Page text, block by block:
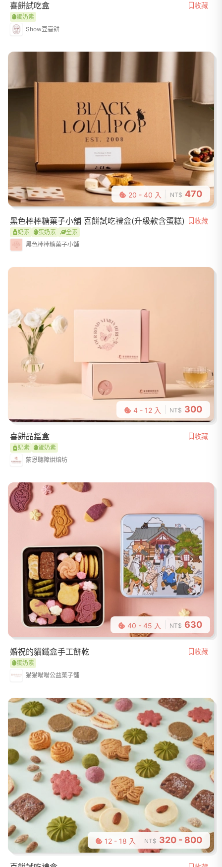
喜餅試吃盒 收藏
蛋奶素
Show豆喜餅
20 - 40 入 NT$ 470
黑色棒棒糖菓子小舖 喜餅試吃禮盒(升級款含蛋糕) 收藏
奶素 蛋奶素
全素
黑色棒棒糖菓子小舖
4 - 12 入 NT$ 300
喜餅品鑑盒 收藏
奶素
蛋奶素
蒙恩聽障烘焙坊
40 - 45 入 NT$ 630
婚祝的貓鐵盒手工餅乾 收藏
蛋奶素
猫猫喵喵公益菓子舖
12 - 18 入 NT$ 320 - 800